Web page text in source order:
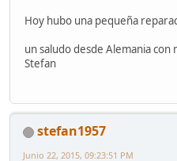
Hoy hubo una pequeña
un saludo desde Alemania con
Stefan
stefan1957
Junio 22, 2015, 09:23:51 PM